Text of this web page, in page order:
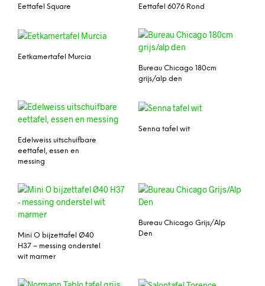
Eettafel Square Eettafel 6076 Rond
Eetkamertafel Murcia
Bureau Chicago 180cm
grijs/alp den
Edelweiss uitschuifbare
eettafel, essen en
messing
Senna tafel wit
Mini O bijzettafel Ø40
H37 – messing onderstel
wit marmer
Bureau Chicago Grijs/Alp
Den